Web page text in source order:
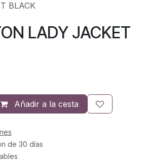
BLACK
LADY JACKET
Añadir a la cesta
de 30 días